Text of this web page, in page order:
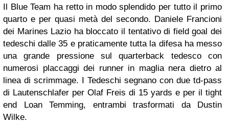
Il Blue Team ha retto in modo splendido per tutto il primo
quarto e per quasi metà del secondo. Daniele Francioni
dei Marines Lazio ha bloccato il tentativo di field goal dei
tedeschi dalle 35 e praticamente tutta la difesa ha messo
una grande pressione sul quarterback tedesco con
numerosi placcaggi dei runner in maglia nera dietro al
linea di scrimmage. I Tedeschi segnano con due td-pass
di Lautenschlafer per Olaf Freis di 15 yards e per il tight
end Loan Temming, entrambi trasformati da Dustin
Wilke.